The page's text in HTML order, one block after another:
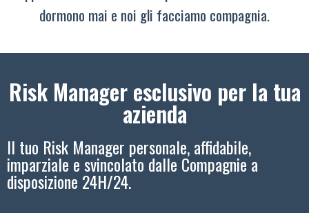
dormono mai e noi gli facciamo compagnia.
Risk Manager esclusivo per la tua
azienda
Il tuo Risk Manager personale, affidabile,
imparziale e svincolato dalle Compagnie a
disposizione 24H/24.